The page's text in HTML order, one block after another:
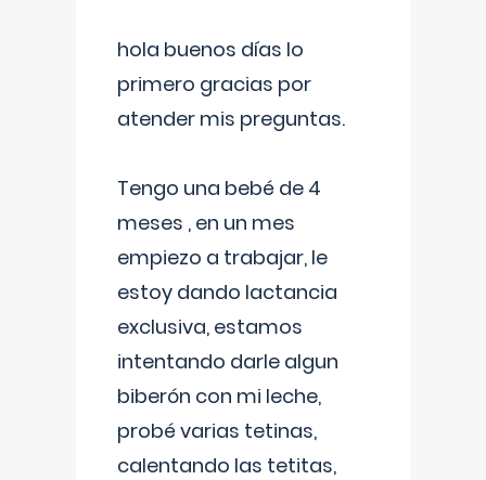
hola buenos días lo
primero gracias por
atender mis preguntas.
Tengo una bebé de 4
meses , en un mes
empiezo a trabajar, le
estoy dando lactancia
exclusiva, estamos
intentando darle algun
biberón con mi leche,
probé varias tetinas,
calentando las tetitas,